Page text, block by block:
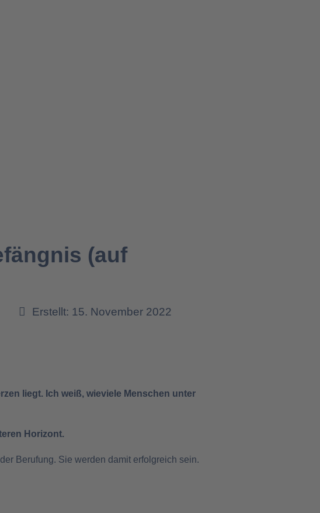
(auf
Erstellt: 15. November 2022
liegt. Ich weiß, wieviele Menschen unter
Horizont.
Berufung. Sie werden damit erfolgreich sein.